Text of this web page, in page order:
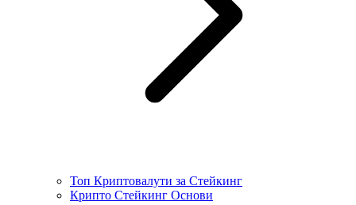
Топ Криптовалути за Стейкинг
Крипто Стейкинг Основи